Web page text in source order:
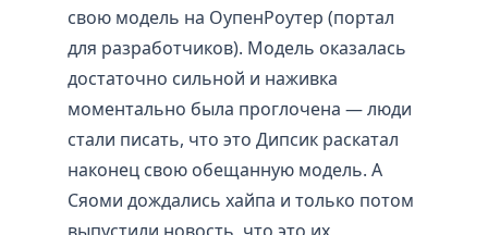
свою модель на ОупенРоутер (портал
для разработчиков). Модель оказалась
достаточно сильной и наживка
моментально была проглочена — люди
стали писать, что это Дипсик раскатал
наконец свою обещанную модель. А
Сяоми дождались хайпа и только потом
выпустили новость, что это их